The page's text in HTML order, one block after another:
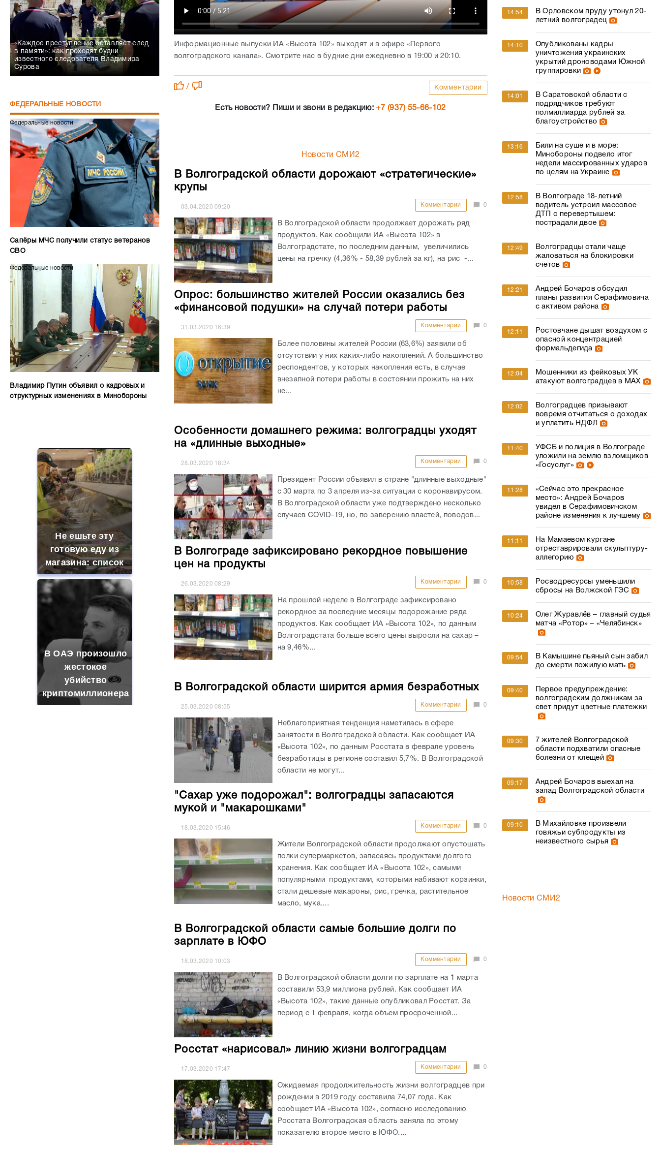
«Каждое преступление оставляет след
в памяти»: как проходят будни
известного следователя Владимира
Сурова
ФЕДЕРАЛЬНЫЕ НОВОСТИ
Федеральные новости
Сапёры МЧС получили статус ветеранов
СВО
Федеральные новости
Владимир Путин объявил о кадровых и
структурных изменениях в Минобороны
Не ешьте эту
готовую еду из
магазина: список
В ОАЭ произошло
жестокое
убийство
криптомиллионера
Информационные выпуски ИА «Высота 102» выходят и в эфире «Первого
волгоградского канала». Смотрите нас в будние дни ежедневно в 19:00 и 20:10.
/ Комментарии
Есть новости? Пиши и звони в редакцию:+7 (937) 55-66-102
Новости СМИ2
В Волгоградской области дорожают «стратегические»
крупы
03.04.202009:20 Комментарии 0
В Волгоградской области продолжает дорожать ряд
продуктов. Как сообщили ИА «Высота 102» в
Волгоградстате, по последним данным, увеличились
цены на гречку (4,36% - 58,39 рублей за кг), на рис -...
Опрос: большинство жителей России оказались без
«финансовой подушки» на случай потери работы
31.03.2020 16:39 Комментарии 0
Более половины жителей России (63,6%) заявили об
отсутствии у них каких-либо накоплений. А большинство
респондентов, у которых накопления есть, в случае
внезапной потери работы в состоянии прожить на них
не...
Особенности домашнего режима: волгоградцы уходят
на «длинные выходные»
28.03.2020 18:34 Комментарии 0
Президент России объявил в стране "длинные выходные"
с 30 марта по 3 апреля из-за ситуации с коронавирусом.
В Волгоградской области уже подтверждено несколько
случаев COVID-19, но, по заверению властей, поводов...
В Волгограде зафиксировано рекордное повышение
цен на продукты
26.03.202008:29 Комментарии 0
На прошлой неделе в Волгограде зафиксировано
рекордное за последние месяцы подорожание ряда
продуктов. Как сообщает ИА «Высота 102», по данным
Волгоградстата больше всего цены выросли на сахар –
на 9,46%...
В Волгоградской области ширится армия безработных
25.03.202008:55 Комментарии 0
Неблагоприятная тенденция наметилась в сфере
занятости в Волгоградской области. Как сообщает ИА
«Высота 102», по данным Росстата в феврале уровень
безработицы в регионе составил 5,7%. В Волгоградской
области не могут...
"Сахар уже подорожал": волгоградцы запасаются
мукой и "макарошками"
18.03.2020 15:46 Комментарии 0
Жители Волгоградской области продолжают опустошать
полки супермаркетов, запасаясь продуктами долгого
хранения. Как сообщает ИА «Высота 102», самыми
популярными продуктами, которыми набивают корзинки,
стали дешевые макароны, рис, гречка, растительное
масло, мука....
В Волгоградской области самые большие долги по
зарплате в ЮФО
18.03.2020 10:03 Комментарии 0
В Волгоградской области долги по зарплате на 1 марта
составили 53,9 миллиона рублей. Как сообщает ИА
«Высота 102», такие данные опубликовал Росстат. За
период с 1 февраля, когда объем просроченной...
Росстат «нарисовал» линию жизни волгоградцам
17.03.2020 17:47 Комментарии 0
Ожидаемая продолжительность жизни волгоградцев при
рождении в 2019 году составила 74,07 года. Как
сообщает ИА «Высота 102», согласно исследованию
Росстата Волгоградская область заняла по этому
показателю второе место в ЮФО....
14:54
В Орловском пруду утонул 20-
летний волгоградец
14:10
Опубликованы кадры
уничтожения украинских
укрытий дроноводами Южной
группировки
14:01
В Саратовской области с
подрядчиков требуют
полмиллиарда рублей за
благоустройство
13:16
Били на суше и в море:
Минобороны подвело итог
недели массированных ударов
по целям на Украине
12:58
В Волгограде 18-летний
водитель устроил массовое
ДТП с перевертышем:
пострадали двое
12:49
Волгоградцы стали чаще
жаловаться на блокировки
счетов
12:21
Андрей Бочаров обсудил
планы развития Серафимовича
с активом района
12:11
Ростовчане дышат воздухом с
опасной концентрацией
формальдегида
12:04
Мошенники из фейковых УК
атакуют волгоградцев в МАХ
12:02
Волгоградцев призывают
вовремя отчитаться о доходах
и уплатить НДФЛ
11:40
УФСБ и полиция в Волгограде
уложили на землю взломщиков
«Госуслуг»
11:28
«Сейчас это прекрасное
место»: Андрей Бочаров
увидел в Серафимовичском
районе изменения к лучшему
11:11
На Мамаевом кургане
отреставрировали скульптуру-
аллегорию
10:58
Росводресурсы уменьшили
сбросы на Волжской ГЭС
10:24
Олег Журавлёв – главный судья
матча «Ротор» – «Челябинск»
09:54
В Камышине пьяный сын забил
до смерти пожилую мать
09:40
Первое предупреждение:
волгоградским должникам за
свет придут цветные платежки
09:30
7 жителей Волгоградской
области подхватили опасные
болезни от клещей
09:17
Андрей Бочаров выехал на
запад Волгоградской области
09:10
В Михайловке произвели
говяжьи субпродукты из
неизвестного сырья
Новости СМИ2